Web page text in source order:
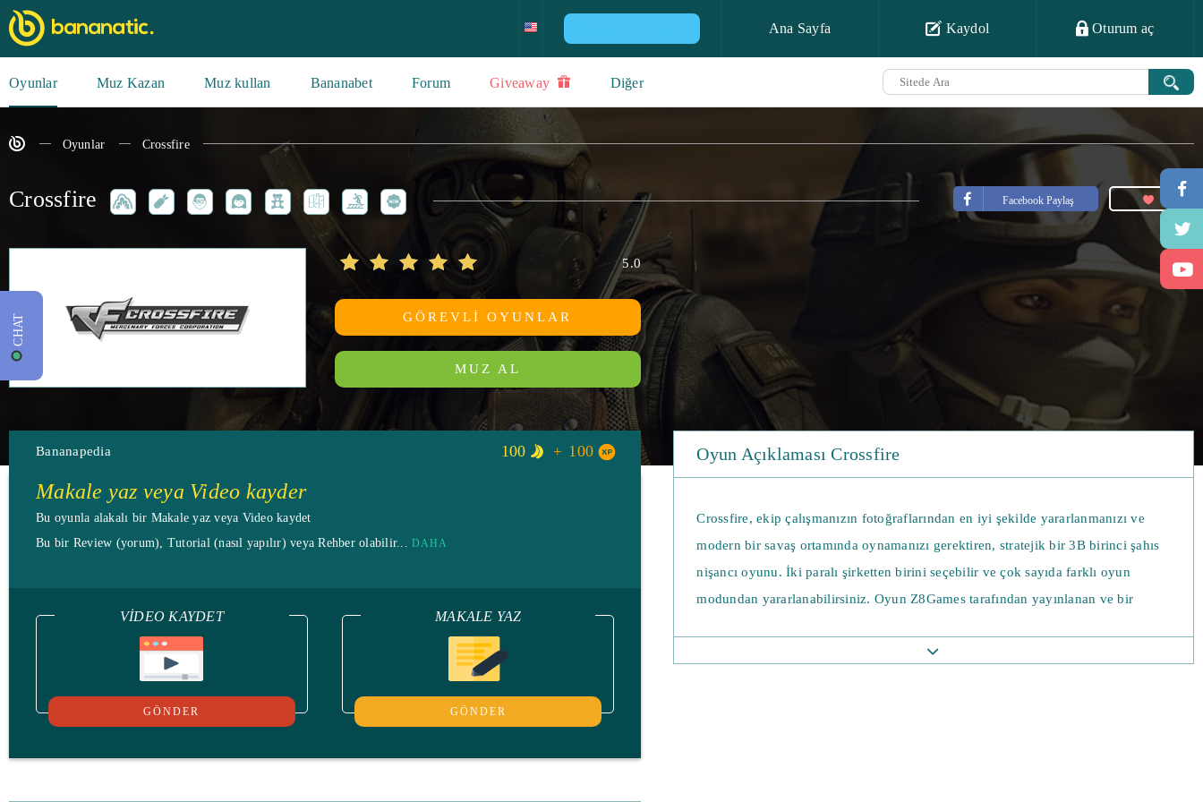
Ana Sayfa Kaydol Oturum aç
Oyunlar Muz Kazan Muz kullan Bananabet Forum Giveaway Diğer
Oyunlar Crossfire
Facebook Paylaş
Crossfire
5.0
GÖREVLI OYUNLAR
MUZ AL
Bananapedia 100 100
Makale yaz veya Video kayder
Bu oyunla alakalı bir Makale yaz veya Video kaydet
Bu bir Review (yorum), Tutorial (nasıl yapılır) veya Rehber olabilir... DAHA
VIDEO KAYDET
GÖNDER
MAKALE YAZ
GÖNDER
Oyun Açıklaması Crossfire
Crossfire, ekip çalışmanızın fotoğraflarından en iyi şekilde yararlanmanızı ve
modern bir savaş ortamında oynamanızı gerektiren, stratejik bir 3B birinci şahıs
nişancı oyunu. İki paralı şirketten birini seçebilir ve çok sayıda farklı oyun
modundan yararlanabilirsiniz. Oyun Z8Games tarafından yayınlanan ve bir
yılında piyasaya sürüldü. Günlük ödüller ve kalıcı silahlar sunuyor ve Güney
CHAT